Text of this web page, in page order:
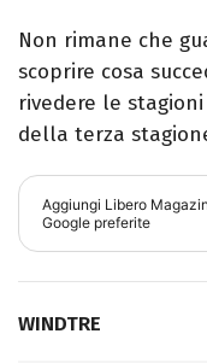
Non rimane che
scoprire cosa
rivedere le
della terza
Aggiungi Libero
Google preferite
WINDTRE